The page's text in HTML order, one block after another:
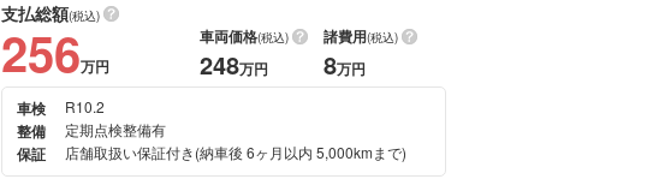
支払総額(税込)
256万円
車両価格(税込)
248万円
諸費用(税込)
8万円
車検
R10.2
整備 定期点検整備有
保証 店舗取扱い保証付き(納車後 6ヶ月以内 5,000kmまで)